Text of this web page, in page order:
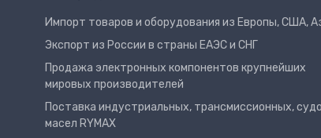
Импорт товаров и оборудования из Европы, США,
Экспорт из России в страны ЕАЭС и СНГ
Продажа электронных компонентов крупнейших
мировых производителей
Поставка индустриальных, трансмиссионных,
масел RYMAX